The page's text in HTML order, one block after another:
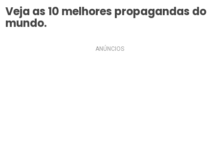
Veja as 10 melhores propagandas do
mundo.
ANÚNCIOS